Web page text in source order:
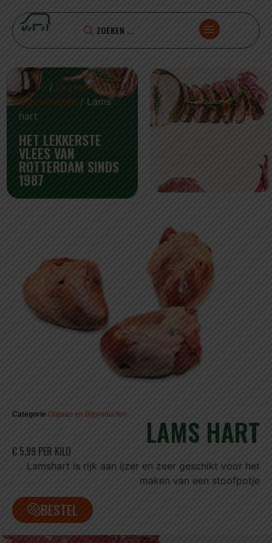
Home / Orgaan en
Bijproducten / Lams
hart
HET LEKKERSTE
VLEES VAN
ROTTERDAM SINDS
1987
Categorie Orgaan en Bijproducten LAMS HART
€ 5,99 PER KILO
Lamshart is rijk aan ijzer en zeer geschikt voor het
maken van een stoofpotje
BESTEL